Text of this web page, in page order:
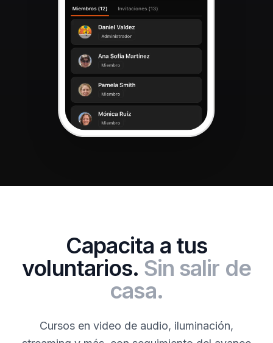
Capacita a tus
voluntarios. Sin salir de
casa.
Cursos en video de audio, iluminación,